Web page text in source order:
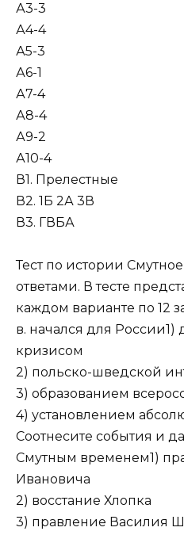
А3-3
А4-4
А5-3
А6-1
А7-4
А8-4
А9-2
А10-4
В1. Прелестные
В2. 1Б 2А 3В
В3. ГВБА
Тест по истории
ответами. В тесте
каждом варианте по 12
в. начался для России1)
кризисом
2) польско-шведской
3) образованием
4) установлением
Соотнесите события и
Смутным временем1)
Ивановича
2) восстание Хлопка
3) правление Василия